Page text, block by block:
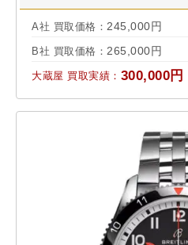
A社 買取価格： 245,000円
B社 買取価格： 265,000円
大蔵屋 買取実績： 300,000円